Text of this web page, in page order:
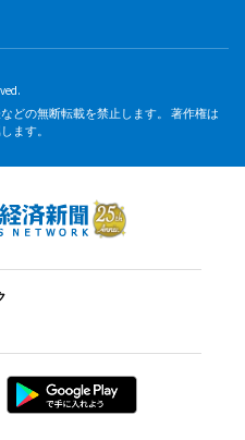
どの無断転載を禁止します。 著作権は
ます。